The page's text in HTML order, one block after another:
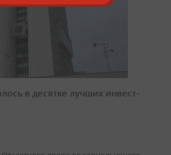
в десятке лучших инвест-